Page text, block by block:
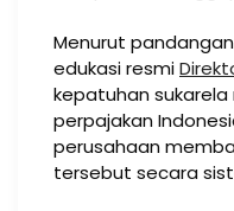
Menurut
edukasi resmi
kepatuhan
perpajakan
perusahaan
tersebut secara